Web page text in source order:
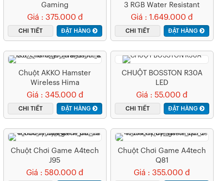
Gaming
Giá : 375.000 đ
CHI TIẾT ĐẶT HÀNG
3 RGB Water Resistant
Whisper-Quiet Switches
Gaming Black
Giá : 1.649.000 đ
CHI TIẾT ĐẶT HÀNG
Chuột AKKO Hamster
Wireless Hima
Giá : 345.000 đ
CHI TIẾT ĐẶT HÀNG
CHUỘT BOSSTON R30A
LED
Giá : 55.000 đ
CHI TIẾT ĐẶT HÀNG
Chuột Chơi Game A4tech
J95
Giá : 580.000 đ
Chuột Chơi Game A4tech
Q81
Giá : 355.000 đ